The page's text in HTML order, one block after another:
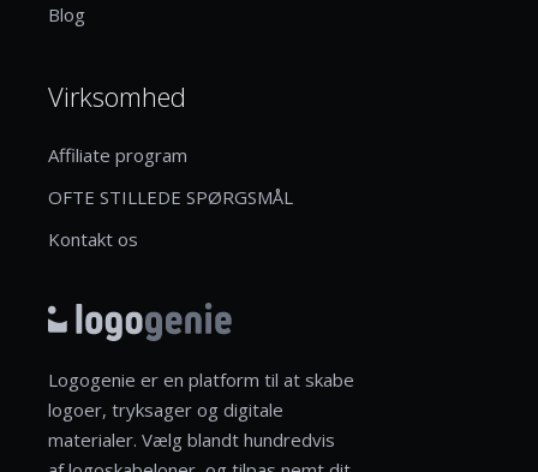
Blog
Virksomhed
Affiliate program
OFTE STILLEDE SPØRGSMÅL
Kontakt os
Logogenie er en platform til at skabe
logoer, tryksager og digitale
materialer. Vælg blandt hundredvis